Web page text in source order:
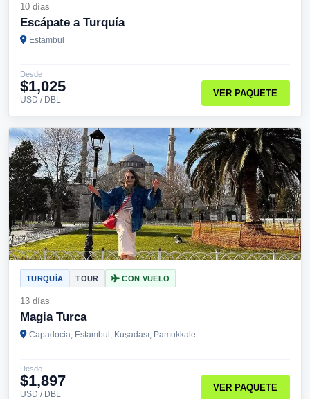
10 días
Escápate a Turquía
Estambul
Desde
$1,025
USD / DBL
VER PAQUETE
TURQUÍA TOUR CON VUELO
13 días
Magia Turca
Capadocia, Estambul, Kuşadası, Pamukkale
Desde
$1,897
USD / DBL
VER PAQUETE